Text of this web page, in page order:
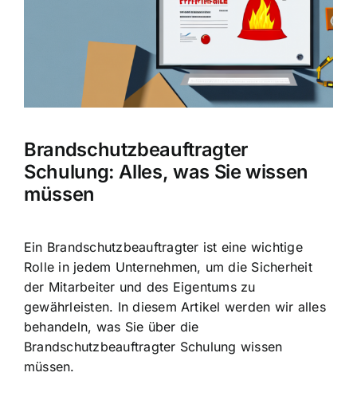
Brandschutzbeauftragter
Schulung: Alles, was Sie wissen
müssen
Ein Brandschutzbeauftragter ist eine wichtige
Rolle in jedem Unternehmen, um die Sicherheit
der Mitarbeiter und des Eigentums zu
gewährleisten. In diesem Artikel werden wir alles
behandeln, was Sie über die
Brandschutzbeauftragter Schulung wissen
müssen.